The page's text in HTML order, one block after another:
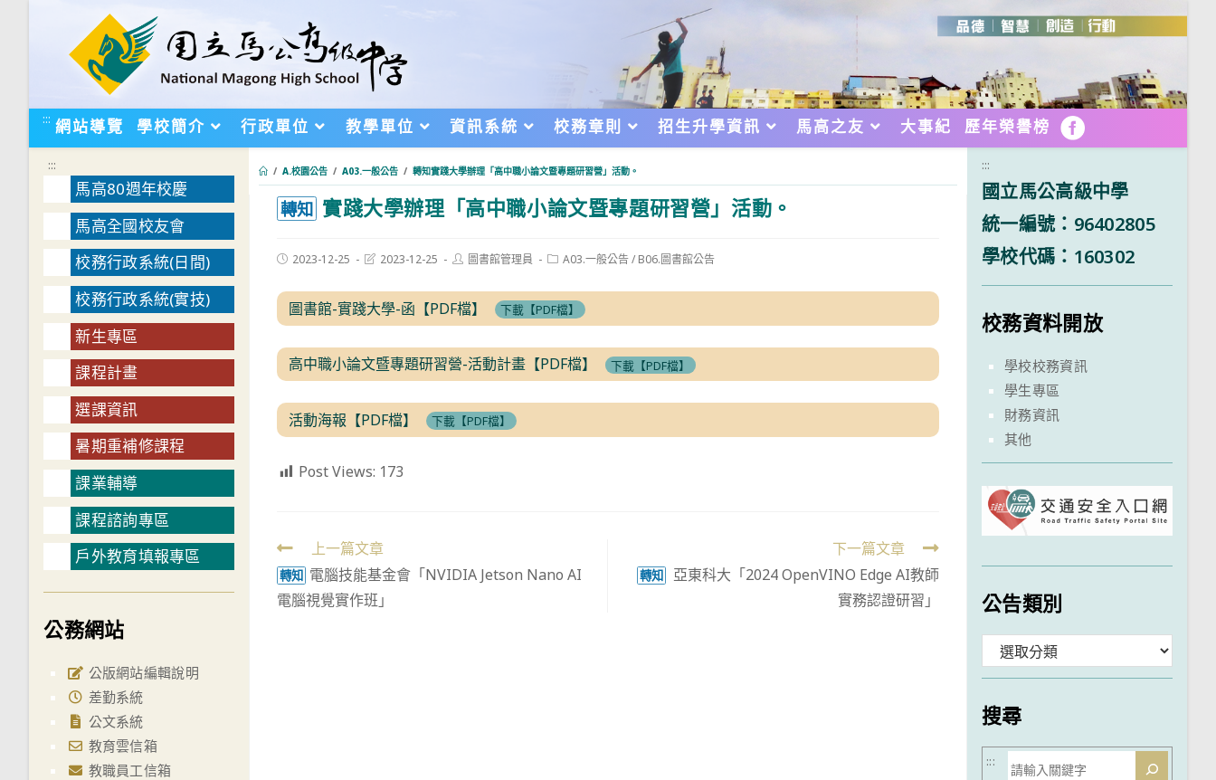
::: 網站導覽 學校簡介 行政單位 教學單位 資訊系統 校務章則 招生升學資訊 馬高之友 大事紀 歷年榮譽榜 FB
/ A.校園公告 / A03.一般公告 / 轉知實踐大學辦理「高中職小論文暨專題研習營」活動。
轉知 實踐大學辦理「高中職小論文暨專題研習營」活動。
Post2023-12-25
Post2023-12-25
Post圖書館管理員
PostA03.一般公告/ B06.圖書館公告
圖書館-實踐大學-函【PDF檔】 下載【PDF檔】
高中職小論文暨專題研習營-活動計畫【PDF檔】 下載【PDF檔】
活動海報【PDF檔】 下載【PDF檔】
Post Views: 173
Read
more
articles
上一篇文章
轉知 電腦技能基金會「NVIDIA Jetson Nano AI
電腦視覺實作班」
下一篇文章
轉知
亞東科大「2024 OpenVINO Edge AI教師
實務認證研習」
:::
馬高80週年校慶
馬高全國校友會
校務行政系統(日間)
校務行政系統(實技)
新生專區
課程計畫
選課資訊
暑期重補修課程
課業輔導
課程諮詢專區
戶外教育填報專區
公務網站
公版網站編輯說明
差勤系統
公文系統
教育雲信箱
教職員工信箱
:::
國立馬公高級中學
統一編號：96402805
學校代碼：160302
校務資料開放
學校校務資訊
學生專區
財務資訊
其他
公告類別
類
搜尋
搜
:::